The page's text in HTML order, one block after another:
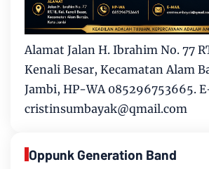
Alamat Jalan H. Ibrahim No. 77
Kenali Besar, Kecamatan Alam
Jambi, HP-WA 085296753665.
cristinsumbayak@qmail.com
Oppunk Generation Band